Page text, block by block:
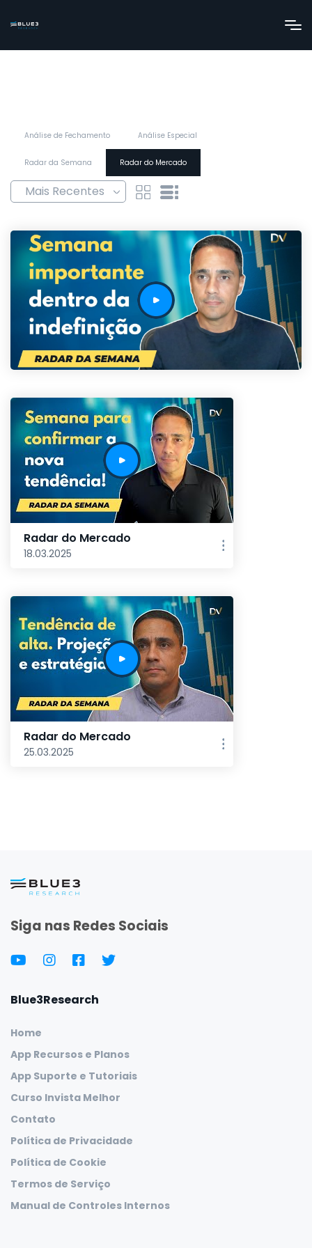
Análise de Fechamento Análise Especial
Radar da Semana Radar do Mercado
Radar do Mercado
18.03.2025
Radar do Mercado
25.03.2025
Siga nas Redes Sociais
Blue3Research
Home
App Recursos e Planos
App Suporte e Tutoriais
Curso Invista Melhor
Contato
Política de Privacidade
Política de Cookie
Termos de Serviço
Manual de Controles Internos